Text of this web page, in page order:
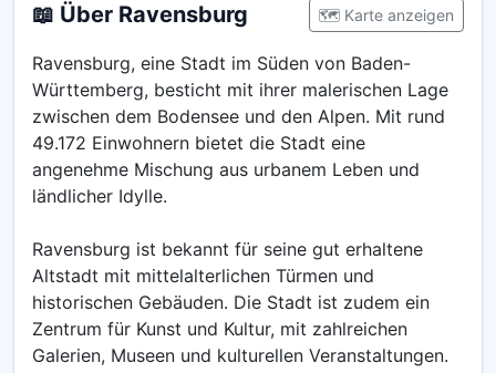
📖 Über Ravensburg 🗺️ Karte anzeigen
Ravensburg, eine Stadt im Süden von Baden-
Württemberg, besticht mit ihrer malerischen Lage
zwischen dem Bodensee und den Alpen. Mit rund
49.172 Einwohnern bietet die Stadt eine
angenehme Mischung aus urbanem Leben und
ländlicher Idylle.
Ravensburg ist bekannt für seine gut erhaltene
Altstadt mit mittelalterlichen Türmen und
historischen Gebäuden. Die Stadt ist zudem ein
Zentrum für Kunst und Kultur, mit zahlreichen
Galerien, Museen und kulturellen Veranstaltungen.